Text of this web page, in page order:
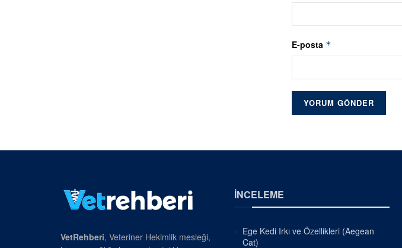
E-posta *
VetRehberi, Veteriner Hekimlik mesleği,
İNCELEME
Ege Kedi Irkı ve Özellikleri (Aegean
Cat)